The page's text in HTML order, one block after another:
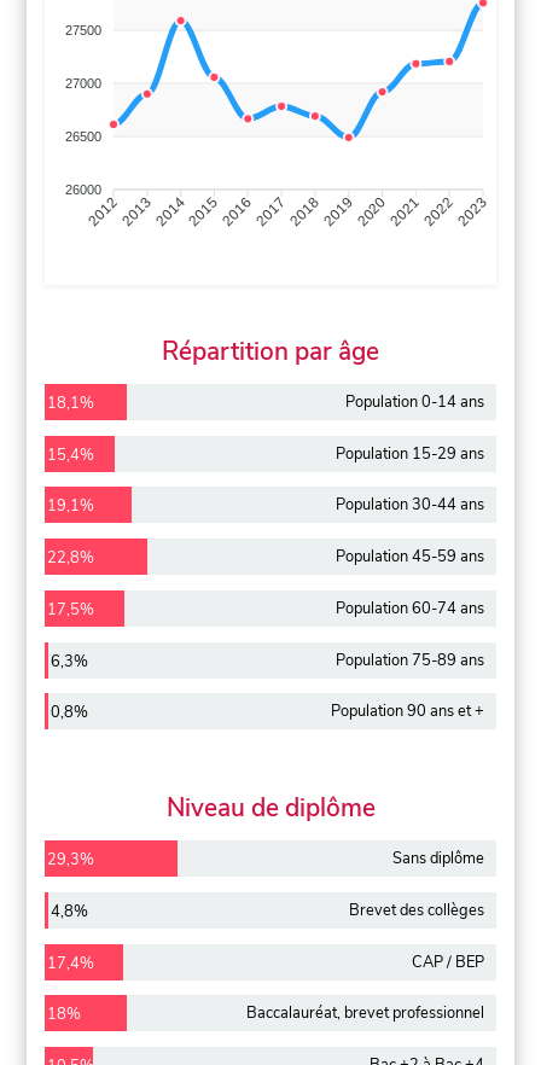
27500
27000
26500
26000
201220132014201520162017 201820192020202120222023
Répartition par âge
18,1% Population 0-14 ans
15,4% Population 15-29 ans
19,1% Population 30-44 ans
22,8% Population 45-59 ans
17,5% Population 60-74 ans
6,3% Population 75-89 ans
0,8% Population 90 ans et +
Niveau de diplôme
29,3% Sans diplôme
4,8% Brevet des collèges
17,4% CAP / BEP
18% Baccalauréat, brevet professionnel